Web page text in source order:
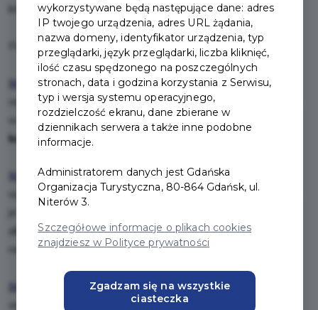
którymi gdańszczanie raczyli się ponad 120 lat temu!
Pakiet Smaki Gdańska występuje w trzech wariantach
Smaki Gdańska - solo: W ramach pakietu masz do
wykorzystania jeden zestaw Smaki Gdańska. Ty wybierasz,
w której z restauracji partnerskich go zjesz.Pakiet Solo
kosztuje 120 zł.
Smaki Gdańska - duet: W pakiecie masz do
wykorzystania dwa zestawy Smaki Gdańska. Możesz zjeść
albo zabrać ze sobą wyjątkową osobę na kolację do jednej
restauracji.Pakiet Duet kosztuje 216 zł
Smaki Gdańska - kwartet: W pakiecie masz do
wykorzystania cztery zestawy Smaki Gdańska. Możesz
wykorzystywane będą następujące dane: adres
IP twojego urządzenia, adres URL żądania,
nazwa domeny, identyfikator urządzenia, typ
przeglądarki, język przeglądarki, liczba kliknięć,
ilość czasu spędzonego na poszczególnych
stronach, data i godzina korzystania z Serwisu,
typ i wersja systemu operacyjnego,
rozdzielczość ekranu, dane zbierane w
dziennikach serwera a także inne podobne
informacje.
Administratorem danych jest Gdańska
Organizacja Turystyczna, 80-864 Gdańsk, ul.
Niterów 3.
Szczegółowe informacje o plikach cookies
znajdziesz w Polityce prywatności
Zgadzam się na wszystkie
ciasteczka